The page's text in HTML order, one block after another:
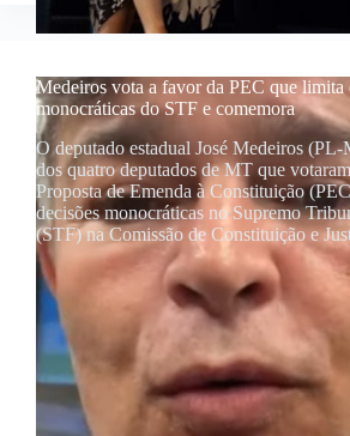
Medeiros vota a favor da PEC que limita
monocráticas do STF e comemora
O deputado estadual José Medeiros
dos quatro deputados de MT que
Proposta de Emenda à Constituição
decisões monocráticas no Supremo
(STF) na Comissão de Constituição e